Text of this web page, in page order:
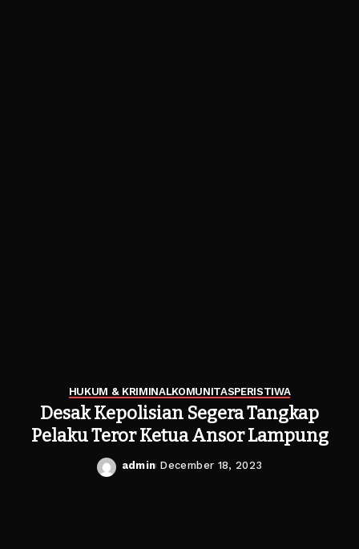
HUKUM & KRIMINALKOMUNITASPERISTIWA
Desak Kepolisian Segera Tangkap
Pelaku Teror Ketua Ansor Lampung
Posted
admin December 18, 2023